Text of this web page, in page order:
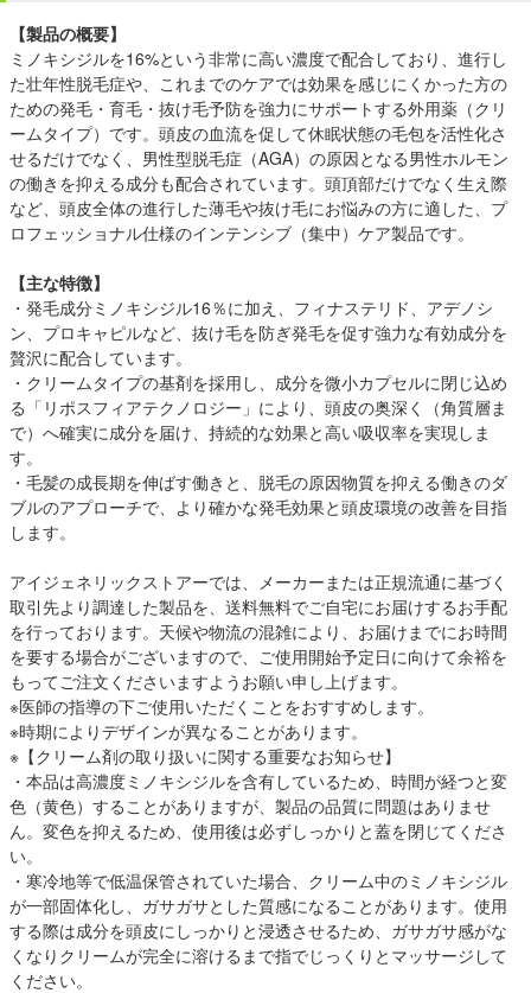
【製品の概要】
ミノキシジルを16%という非常に高い濃度で配合しており、進行し
た壮年性脱毛症や、これまでのケアでは効果を感じにくかった方の
ための発毛・育毛・抜け毛予防を強力にサポートする外用薬（クリ
ームタイプ）です。頭皮の血流を促して休眠状態の毛包を活性化さ
せるだけでなく、男性型脱毛症（AGA）の原因となる男性ホルモン
の働きを抑える成分も配合されています。頭頂部だけでなく生え際
など、頭皮全体の進行した薄毛や抜け毛にお悩みの方に適した、プ
ロフェッショナル仕様のインテンシブ（集中）ケア製品です。
【主な特徴】
・発毛成分ミノキシジル16％に加え、フィナステリド、アデノシ
ン、プロキャピルなど、抜け毛を防ぎ発毛を促す強力な有効成分を
贅沢に配合しています。
・クリームタイプの基剤を採用し、成分を微小カプセルに閉じ込め
る「リポスフィアテクノロジー」により、頭皮の奥深く（角質層ま
で）へ確実に成分を届け、持続的な効果と高い吸収率を実現しま
す。
・毛髪の成長期を伸ばす働きと、脱毛の原因物質を抑える働きのダ
ブルのアプローチで、より確かな発毛効果と頭皮環境の改善を目指
します。
アイジェネリックストアーでは、メーカーまたは正規流通に基づく
取引先より調達した製品を、送料無料でご自宅にお届けするお手配
を行っております。天候や物流の混雑により、お届けまでにお時間
を要する場合がございますので、ご使用開始予定日に向けて余裕を
もってご注文くださいますようお願い申し上げます。
※医師の指導の下ご使用いただくことをおすすめします。
※時期によりデザインが異なることがあります。
※【クリーム剤の取り扱いに関する重要なお知らせ】
・本品は高濃度ミノキシジルを含有しているため、時間が経つと変
色（黄色）することがありますが、製品の品質に問題はありませ
ん。変色を抑えるため、使用後は必ずしっかりと蓋を閉じてくださ
い。
・寒冷地等で低温保管されていた場合、クリーム中のミノキシジル
が一部固体化し、ガサガサとした質感になることがあります。使用
する際は成分を頭皮にしっかりと浸透させるため、ガサガサ感がな
くなりクリームが完全に溶けるまで指でじっくりとマッサージして
ください。